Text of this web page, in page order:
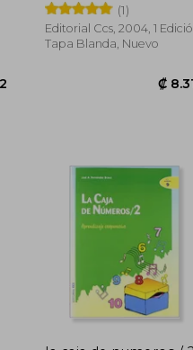
Bravo
(1)
Editorial Ccs, 2004, 1
Tapa Blanda, Nuevo